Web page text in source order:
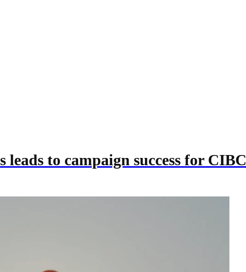
to campaign success for CIBC